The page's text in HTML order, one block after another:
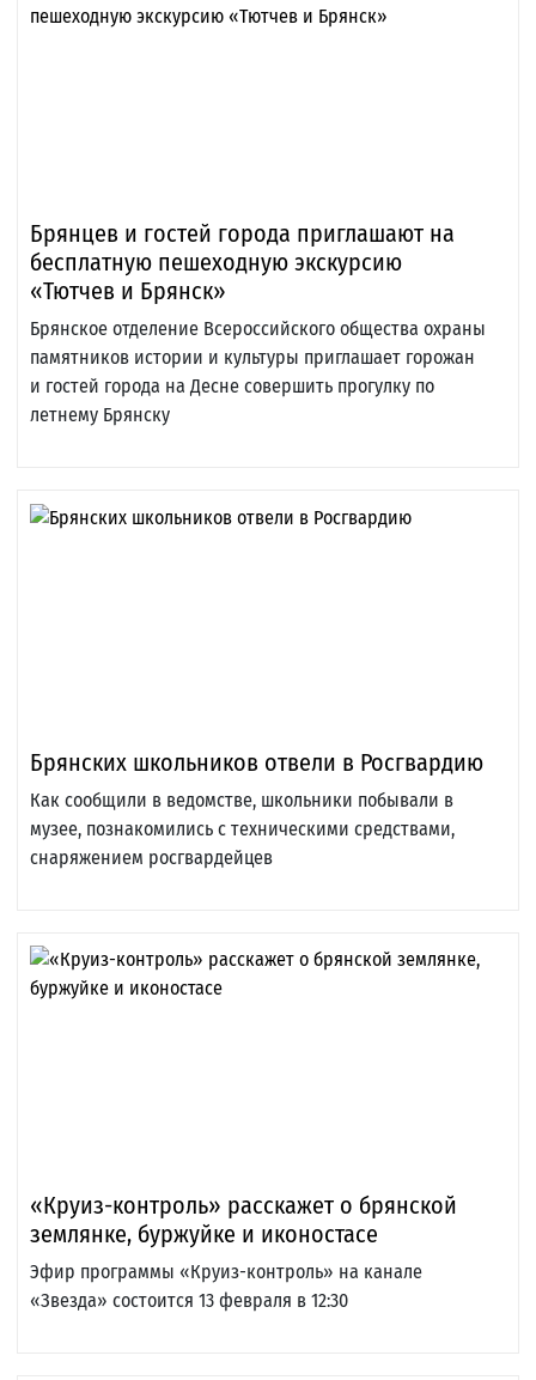
Брянцев и гостей города приглашают на
бесплатную пешеходную экскурсию
«Тютчев и Брянск»
Брянское отделение Всероссийского общества охраны
памятников истории и культуры приглашает горожан
и гостей города на Десне совершить прогулку по
летнему Брянску
Брянских школьников отвели в Росгвардию
Как сообщили в ведомстве, школьники побывали в
музее, познакомились с техническими средствами,
снаряжением росгвардейцев
«Круиз-контроль» расскажет о брянской
землянке, буржуйке и иконостасе
Эфир программы «Круиз-контроль» на канале
«Звезда» состоится 13 февраля в 12:30